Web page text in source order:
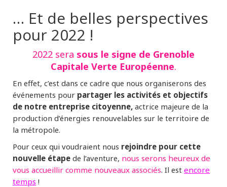
… Et de belles perspectives
pour 2022 !
2022 sera sous le signe de Grenoble
Capitale Verte Européenne.
En effet, c’est dans ce cadre que nous organiserons des
événements pour partager les activités et objectifs
de notre entreprise citoyenne, actrice majeure de la
production d’énergies renouvelables sur le territoire de
la métropole.
Pour ceux qui voudraient nous rejoindre pour cette
nouvelle étape de l’aventure, nous serons heureux de
vous accueillir comme nouveaux associés. Il est encore
temps !